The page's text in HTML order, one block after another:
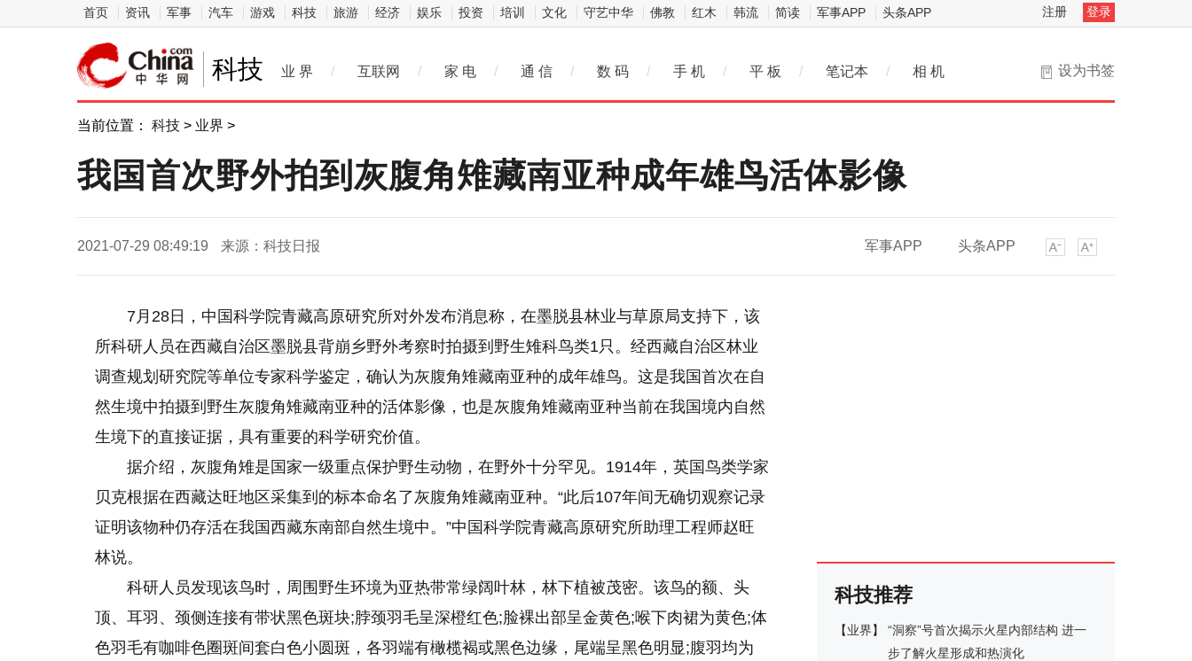
首页 资讯 军事 汽车 游戏 科技 旅游 经济 娱乐 投资 培训 文化 守艺中华 佛教 红木 韩流 简读 军事APP 头条APP 注册 登录
科技 设为书签
业 界 / 互联网 / 家 电 / 通 信 / 数 码 / 手 机 / 平 板 / 笔记本 / 相 机
当前位置： 科技 > 业界 >
我国首次野外拍到灰腹角雉藏南亚种成年雄鸟活体影像
2021-07-29 08:49:19 来源：科技日报 军事APP 头条APP
7月28日，中国科学院青藏高原研究所对外发布消息称，在墨脱县林业与草原局支持下，该
所科研人员在西藏自治区墨脱县背崩乡野外考察时拍摄到野生雉科鸟类1只。经西藏自治区林业
调查规划研究院等单位专家科学鉴定，确认为灰腹角雉藏南亚种的成年雄鸟。这是我国首次在自
然生境中拍摄到野生灰腹角雉藏南亚种的活体影像，也是灰腹角雉藏南亚种当前在我国境内自然
生境下的直接证据，具有重要的科学研究价值。
据介绍，灰腹角雉是国家一级重点保护野生动物，在野外十分罕见。1914年，英国鸟类学家
贝克根据在西藏达旺地区采集到的标本命名了灰腹角雉藏南亚种。“此后107年间无确切观察记录
证明该物种仍存活在我国西藏东南部自然生境中。”中国科学院青藏高原研究所助理工程师赵旺
林说。
科研人员发现该鸟时，周围野生环境为亚热带常绿阔叶林，林下植被茂密。该鸟的额、头
顶、耳羽、颈侧连接有带状黑色斑块;脖颈羽毛呈深橙红色;脸裸出部呈金黄色;喉下肉裙为黄色;体
色羽毛有咖啡色圈斑间套白色小圆斑，各羽端有橄榄褐或黑色边缘，尾端呈黑色明显;腹羽均为
科技推荐
【业界】
“洞察”号首次揭示火星内部结构 进一
步了解火星形成和热演化